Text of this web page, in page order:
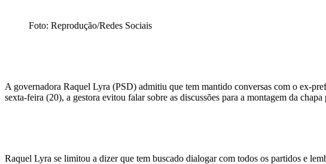
Foto: Reprodução/Redes Sociais
A governadora Raquel Lyra (PSD) admitiu que tem mantido conversas com o ex-
sexta-feira (20), a gestora evitou falar sobre as discussões para a montagem da
Raquel Lyra se limitou a dizer que tem buscado dialogar com todos os partidos e